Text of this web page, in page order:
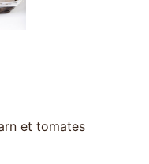
et tomates